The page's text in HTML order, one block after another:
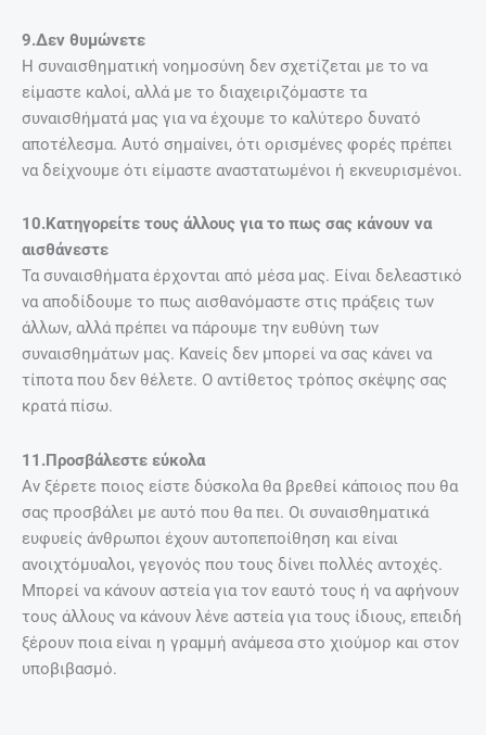
9.Δεν θυμώνετε
Η συναισθηματική νοημοσύνη δεν σχετίζεται με το να
είμαστε καλοί, αλλά με το διαχειριζόμαστε τα
συναισθήματά μας για να έχουμε το καλύτερο δυνατό
αποτέλεσμα. Αυτό σημαίνει, ότι ορισμένες φορές πρέπει
να δείχνουμε ότι είμαστε αναστατωμένοι ή εκνευρισμένοι.
10.Κατηγορείτε τους άλλους για το πως σας κάνουν να
αισθάνεστε
Τα συναισθήματα έρχονται από μέσα μας. Είναι δελεαστικό
να αποδίδουμε το πως αισθανόμαστε στις πράξεις των
άλλων, αλλά πρέπει να πάρουμε την ευθύνη των
συναισθημάτων μας. Κανείς δεν μπορεί να σας κάνει να
τίποτα που δεν θέλετε. Ο αντίθετος τρόπος σκέψης σας
κρατά πίσω.
11.Προσβάλεστε εύκολα
Αν ξέρετε ποιος είστε δύσκολα θα βρεθεί κάποιος που θα
σας προσβάλει με αυτό που θα πει. Οι συναισθηματικά
ευφυείς άνθρωποι έχουν αυτοπεποίθηση και είναι
ανοιχτόμυαλοι, γεγονός που τους δίνει πολλές αντοχές.
Μπορεί να κάνουν αστεία για τον εαυτό τους ή να αφήνουν
τους άλλους να κάνουν λένε αστεία για τους ίδιους, επειδή
ξέρουν ποια είναι η γραμμή ανάμεσα στο χιούμορ και στον
υποβιβασμό.